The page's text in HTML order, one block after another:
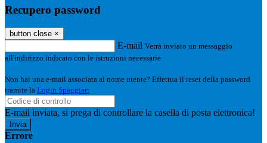
Recupero password
button close ×
E-mail Verrà inviato un messaggio
all'indirizzo indicato con le istruzioni necessarie.
Non hai una e-mail associata al nome utente? Effettua il reset della password
tramite la Login Spaggiari
E-mail inviata, si prega di controllare la casella di posta elettronica!
Errore